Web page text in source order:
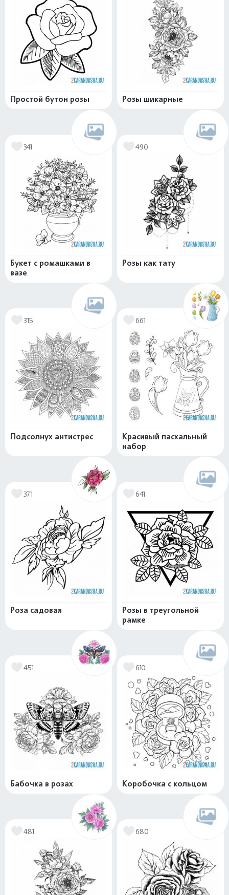
Простой бутон розы Розы шикарные
341
Букет с ромашками в
вазе
490
Розы как тату
315
Подсолнух антистрес
661
Красивый пасхальный
набор
371
Роза садовая
641
Розы в треугольной
рамке
451
Бабочка в розах
610
Коробочка с кольцом
481 680